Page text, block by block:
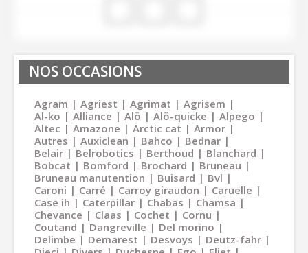
NOS OCCASIONS
Agram Agriest Agrimat
Agrisem
Al-ko
Alliance Alö Alö-quicke
Alpego
Altec
Amazone Arctic cat
Armor
Autres
Auxiclean Bahco
Bednar
Belair
Belrobotics Berthoud
Blanchard
Bobcat
Bomford Brochard
Bruneau
Bruneau manutention
Buisard
Bvl
Caroni
Carré Carroy giraudon
Caruelle
Case ih
Caterpillar Chabas
Chamsa
Chevance
Claas Cochet
Cornu
Coutand
Dangreville
Del morino
Delimbe
Demarest Desvoys
Deutz-fahr